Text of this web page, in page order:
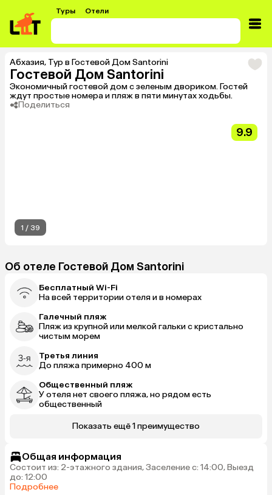
Туры Отели
Абхазия, Тур в Гостевой Дом Santorini
Гостевой Дом Santorini
Экономичный гостевой дом с зеленым двориком. Гостей
ждут простые номера и пляж в пяти минутах ходьбы.
Поделиться
9.9
1 / 39
Об отеле Гостевой Дом Santorini
Бесплатный Wi-Fi
На всей территории отеля и в номерах
Галечный пляж
Пляж из крупной или мелкой гальки с кристально
чистым морем
Третья линия
До пляжа примерно 400 м
Общественный пляж
У отеля нет своего пляжа, но рядом есть
общественный
Показать ещё 1 преимущество
Общая информация
Состоит из: 2-этажного здания, Заселение с: 14:00, Выезд
до: 12:00
Подробнее